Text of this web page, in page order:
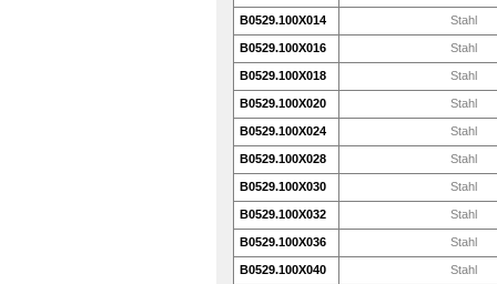
B0529.100X014 Stahl
B0529.100X016 Stahl
B0529.100X018 Stahl
B0529.100X020 Stahl
B0529.100X024 Stahl
B0529.100X028 Stahl
B0529.100X030 Stahl
B0529.100X032 Stahl
B0529.100X036 Stahl
B0529.100X040 Stahl